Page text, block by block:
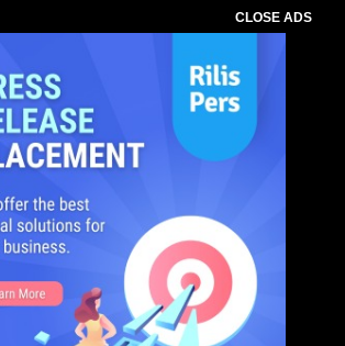
CLOSE ADS